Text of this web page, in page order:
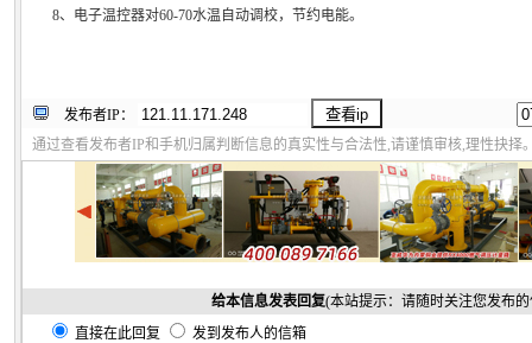
8、电子温控器对60-70水温自动调校，节约电能。
发布者IP：
通过查看发布者IP和手机归属判断信息的真实性与合法性,请谨慎审核,理性抉择
给本信息发表回复(本站提示：请随时关注您发布
直接在此回复
发到发布人的信箱